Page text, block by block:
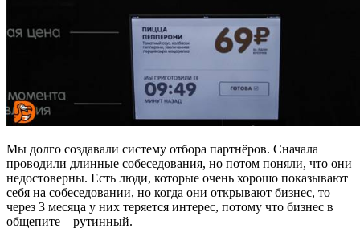
Мы долго создавали систему отбора партнёров. Сначала
проводили длинные собеседования, но потом поняли, что они
недостоверны. Есть люди, которые очень хорошо показывают
себя на собеседовании, но когда они открывают бизнес, то
через 3 месяца у них теряется интерес, потому что бизнес в
общепите – рутинный.